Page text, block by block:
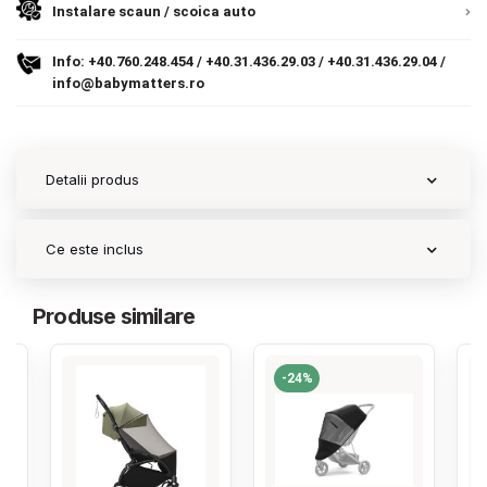
Instalare scaun / scoica auto
Info: +40.760.248.454 / +40.31.436.29.03 / +40.31.436.29.04 /
info@babymatters.ro
Detalii produs
Ce este inclus
Produse similare
-24%